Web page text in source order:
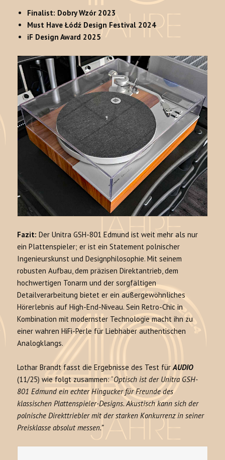
Finalist: Dobry Wzór 2023
Must Have Łódź Design Festival 2024
iF Design Award 2025
Fazit: Der Unitra GSH-801 Edmund ist weit mehr als nur
ein Plattenspieler; er ist ein Statement polnischer
Ingenieurskunst und Designphilosophie. Mit seinem
robusten Aufbau, dem präzisen Direktantrieb, dem
hochwertigen Tonarm und der sorgfältigen
Detailverarbeitung bietet er ein außergewöhnliches
Hörerlebnis auf High-End-Niveau. Sein Retro-Chic in
Kombination mit modernster Technologie macht ihn zu
einer wahren HiFi-Perle für Liebhaber authentischen
Analogklangs.
Lothar Brandt fasst die Ergebnisse des Test fürAUDIO
(11/25) wie folgt zusammen: “Optisch ist der Unitra GSH-
801 Edmund ein echter Hingucker für Freunde des
klassischen Plattenspieler-Designs. Akustisch kann sich der
polnische Direkttriebler mit der starken Konkurrenz in seiner
Preisklasse absolut messen.”